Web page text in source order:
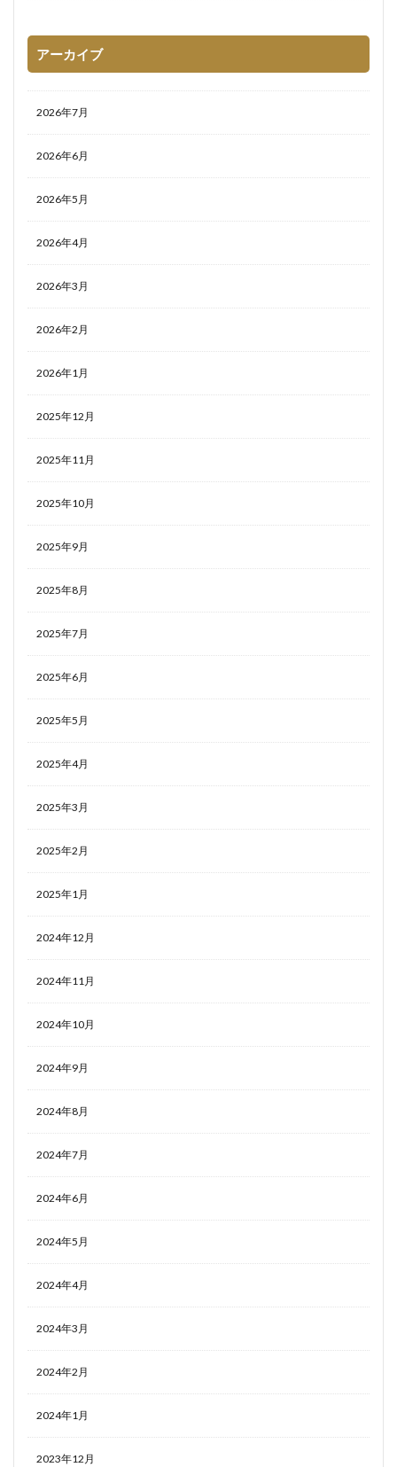
アーカイブ
2026年7月
2026年6月
2026年5月
2026年4月
2026年3月
2026年2月
2026年1月
2025年12月
2025年11月
2025年10月
2025年9月
2025年8月
2025年7月
2025年6月
2025年5月
2025年4月
2025年3月
2025年2月
2025年1月
2024年12月
2024年11月
2024年10月
2024年9月
2024年8月
2024年7月
2024年6月
2024年5月
2024年4月
2024年3月
2024年2月
2024年1月
2023年12月